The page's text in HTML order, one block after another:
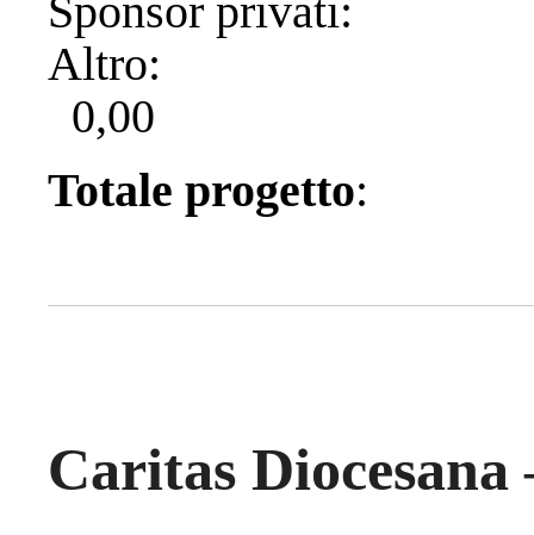
Sponsor
0,00
Totale progetto
Caritas